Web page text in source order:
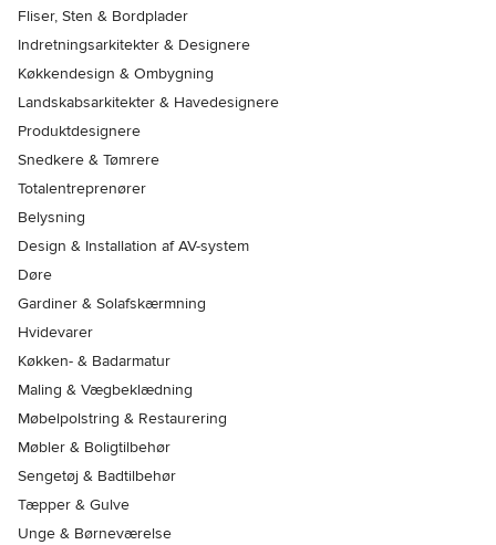
Fliser, Sten & Bordplader
Indretningsarkitekter & Designere
Køkkendesign & Ombygning
Landskabsarkitekter & Havedesignere
Produktdesignere
Snedkere & Tømrere
Totalentreprenører
Belysning
Design & Installation af AV-system
Døre
Gardiner & Solafskærmning
Hvidevarer
Køkken- & Badarmatur
Maling & Vægbeklædning
Møbelpolstring & Restaurering
Møbler & Boligtilbehør
Sengetøj & Badtilbehør
Tæpper & Gulve
Unge & Børneværelse